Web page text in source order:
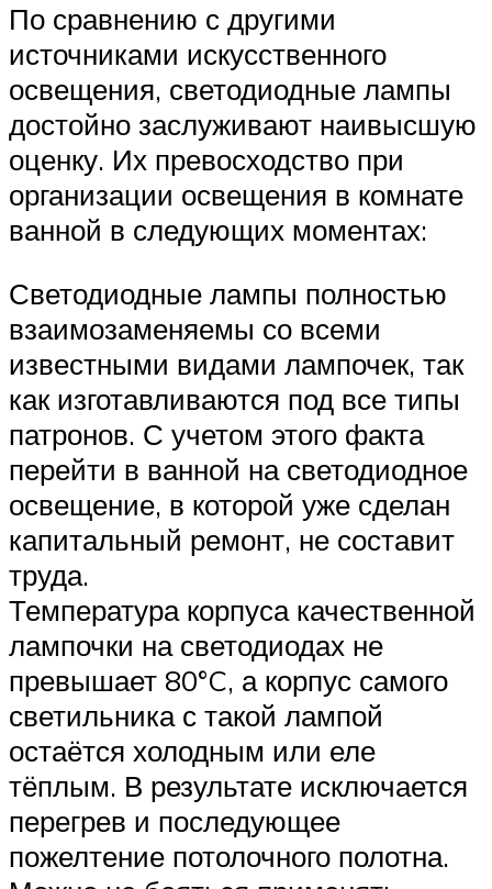
По сравнению с другими
источниками искусственного
освещения, светодиодные лампы
достойно заслуживают наивысшую
оценку. Их превосходство при
организации освещения в комнате
ванной в следующих моментах:
Светодиодные лампы полностью
взаимозаменяемы со всеми
известными видами лампочек, так
как изготавливаются под все типы
патронов. С учетом этого факта
перейти в ванной на светодиодное
освещение, в которой уже сделан
капитальный ремонт, не составит
труда.
Температура корпуса качественной
лампочки на светодиодах не
превышает 80°C, а корпус самого
светильника с такой лампой
остаётся холодным или еле
тёплым. В результате исключается
перегрев и последующее
пожелтение потолочного полотна.